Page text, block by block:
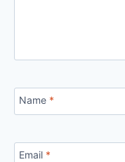
Name *
Email *